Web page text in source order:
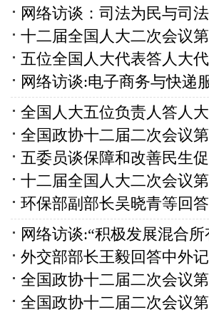
网络访谈：司法为民与司
十二届全国人大二次会议
五位全国人大代表答人大
网络访谈:电子商务与快递
全国人大五位负责人答人
全国政协十二届二次会议
五委员谈保障和改善民生
十二届全国人大二次会议
环保部副部长吴晓青等回
网络访谈:“积极发展混合所
外交部部长王毅回答中外
全国政协十二届二次会议
全国政协十二届二次会议